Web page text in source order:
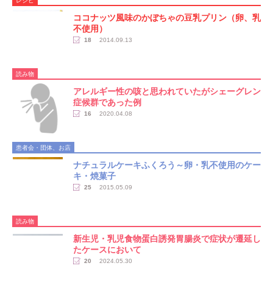
ココナッツ風味のかぼちゃの豆乳プリン（卵、乳
不使用）
18 2014.09.13
読み物
アレルギー性の咳と思われていたがシェーグレン
症候群であった例
16 2020.04.08
患者会・団体、お店
ナチュラルケーキふくろう～卵・乳不使用のケー
キ・焼菓子
25 2015.05.09
読み物
新生児・乳児食物蛋白誘発胃腸炎で症状が遷延し
たケースにおいて
20 2024.05.30